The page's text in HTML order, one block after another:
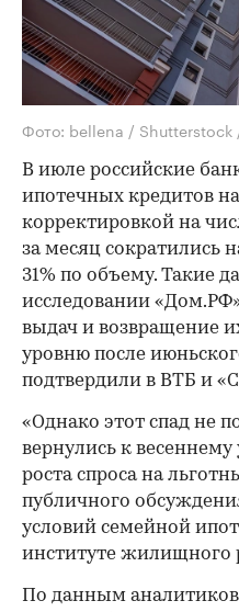
Фото: bellena / Shutterstock
В июле российские
ипотечных кредитов
корректировкой на
за месяц сократились
31% по объему. Такие
исследовании
выдач и возвращение
уровню после
подтвердили в ВТБ и
«Однако этот спад не
вернулись к
роста спроса на
публичного
условий семейной
институте жилищного
По данным аналитиков